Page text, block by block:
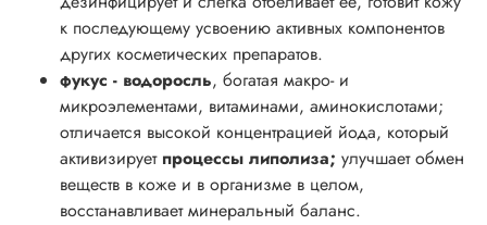
к последующему усвоению активных компонентов
других косметических препаратов.
фукус - водоросль, богатая макро- и
микроэлементами, витаминами, аминокислотами;
отличается высокой концентрацией йода, который
активизирует процессы липолиза; улучшает обмен
веществ в коже и в организме в целом,
восстанавливает минеральный баланс.